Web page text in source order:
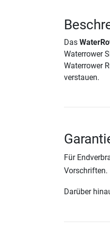
Das
Waterrower
Waterrower
verstauen.
Für
Vorschriften.
Darüber